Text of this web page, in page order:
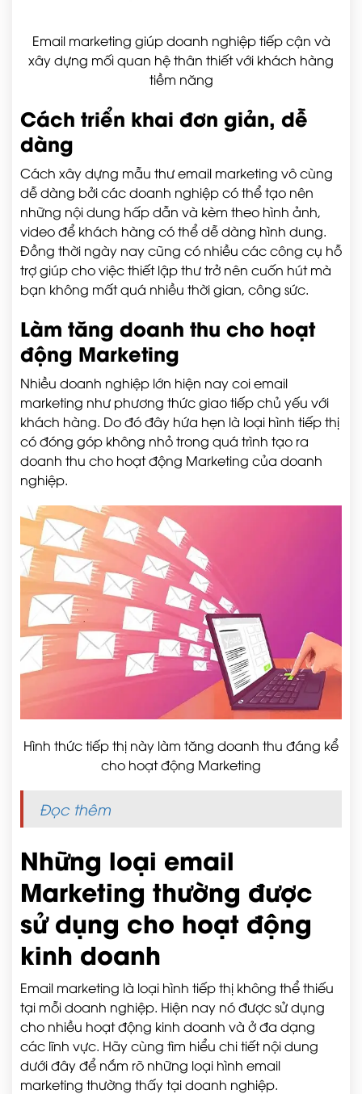
Email marketing giúp doanh nghiệp tiếp cận và
xây dựng mối quan hệ thân thiết với khách hàng
tiềm năng
Cách triển khai đơn giản, dễ
dàng
Cách xây dựng mẫu thư email marketing vô cùng
dễ dàng bởi các doanh nghiệp có thể tạo nên
những nội dung hấp dẫn và kèm theo hình ảnh,
video để khách hàng có thể dễ dàng hình dung.
Đồng thời ngày nay cũng có nhiều các công cụ hỗ
trợ giúp cho việc thiết lập thư trở nên cuốn hút mà
bạn không mất quá nhiều thời gian, công sức.
Làm tăng doanh thu cho hoạt
động Marketing
Nhiều doanh nghiệp lớn hiện nay coi email
marketing như phương thức giao tiếp chủ yếu với
khách hàng. Do đó đây hứa hẹn là loại hình tiếp thị
có đóng góp không nhỏ trong quá trình tạo ra
doanh thu cho hoạt động Marketing của doanh
nghiệp.
Hình thức tiếp thị này làm tăng doanh thu đáng kể
cho hoạt động Marketing
Đọc thêm
Những loại email
Marketing thường được
sử dụng cho hoạt động
kinh doanh
Email marketing là loại hình tiếp thị không thể thiếu
tại mỗi doanh nghiệp. Hiện nay nó được sử dụng
cho nhiều hoạt động kinh doanh và ở đa dạng
các lĩnh vực. Hãy cùng tìm hiểu chi tiết nội dung
dưới đây để nắm rõ những loại hình email
marketing thường thấy tại doanh nghiệp.